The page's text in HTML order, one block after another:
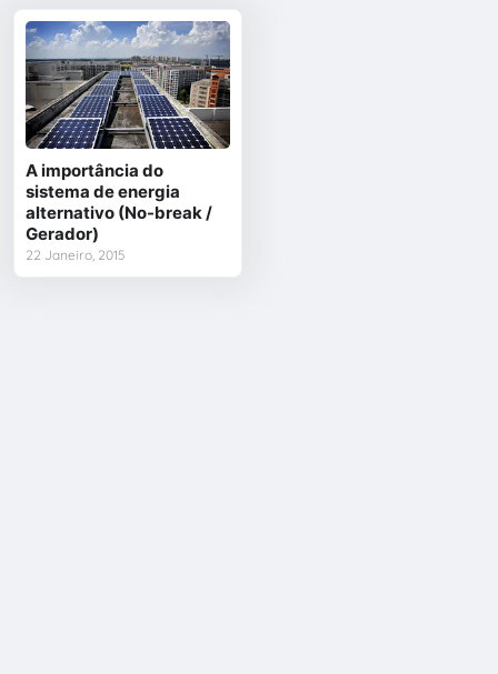
A importância do
sistema de energia
alternativo (No-break /
Gerador)
22 Janeiro, 2015